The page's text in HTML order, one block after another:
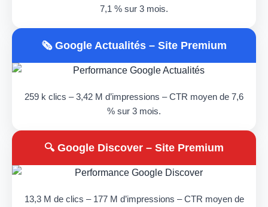
7,1 % sur 3 mois.
🗞️ Google Actualités – Site Premium
259 k clics – 3,42 M d’impressions – CTR moyen de 7,6
% sur 3 mois.
🔍 Google Discover – Site Premium
13,3 M de clics – 177 M d’impressions – CTR moyen de